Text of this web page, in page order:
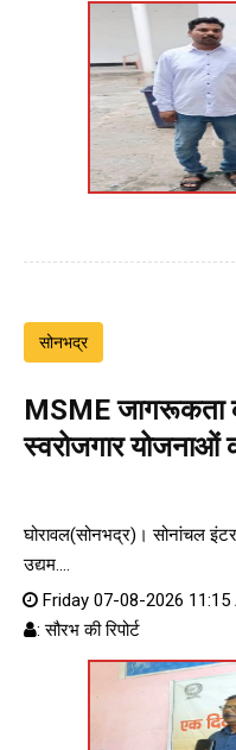
सोनभद्र
MSME जागरूकता
स्वरोजगार योजनाओं
घोरावल(सोनभद्र)। सोनांचल
उद्यम....
Friday 07-08-2026 11:15
: सौरभ की रिपोर्ट